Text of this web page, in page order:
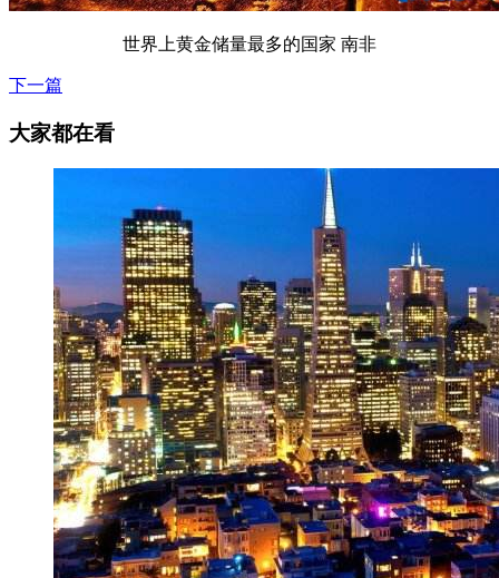
世界上黄金储量最多的国家 南非
下一篇
大家都在看